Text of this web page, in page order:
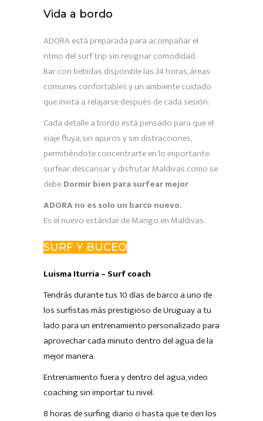
Vida a bordo
ADORA está preparada para acompañar el
ritmo del surf trip sin resignar comodidad.
Bar con bebidas disponible las 24 horas, áreas
comunes confortables y un ambiente cuidado
que invita a relajarse después de cada sesión.
Cada detalle a bordo está pensado para que el
viaje fluya, sin apuros y sin distracciones,
permitiéndote concentrarte en lo importante:
surfear, descansar y disfrutar Maldivas como se
debe.Dormir bien para surfear mejor
ADORA no es solo un barco nuevo.
Es el nuevo estándar de Mango en Maldivas.
SURF Y BUCEO
Luisma Iturria – Surf coach
Tendrás durante tus 10 días de barco a uno de
los surfistas más prestigioso de Uruguay a tu
lado para un entrenamiento personalizado para
aprovechar cada minuto dentro del agua de la
mejor manera.
Entrenamiento fuera y dentro del agua, video
coaching sin importar tu nivel.
8 horas de surfing diario o hasta que te den los